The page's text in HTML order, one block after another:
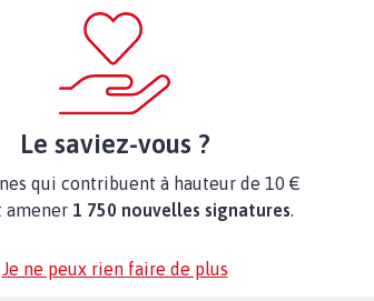
Le saviez-vous ?
qui contribuent à hauteur de 10 €
amener 1 750 nouvelles signatures.
Je ne peux rien faire de plus